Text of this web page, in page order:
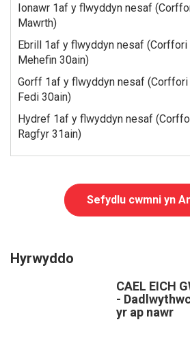
Ionawr 1af y flwyddyn nesaf
Mawrth)
Ebrill 1af y flwyddyn nesaf (Corffori
Mehefin 30ain)
Gorff 1af y flwyddyn nesaf
Fedi 30ain)
Hydref 1af y flwyddyn nesaf
Ragfyr 31ain)
Sefydlu cwmni yn
Hyrwyddo
CAEL EICH
-
yr ap nawr